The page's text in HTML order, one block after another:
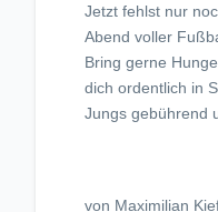
Jetzt fehlst nur
Abend voller
Bring gerne
dich ordentlich in
Jungs gebührend
von Maximilian